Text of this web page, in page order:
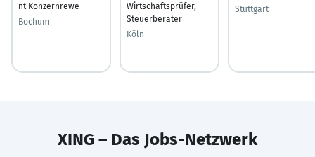
nt Konzernrewe
Bochum
Wirtschaftsprüfer,
Steuerberater
Köln
Stuttgart
XING – Das Jobs-Netzwerk